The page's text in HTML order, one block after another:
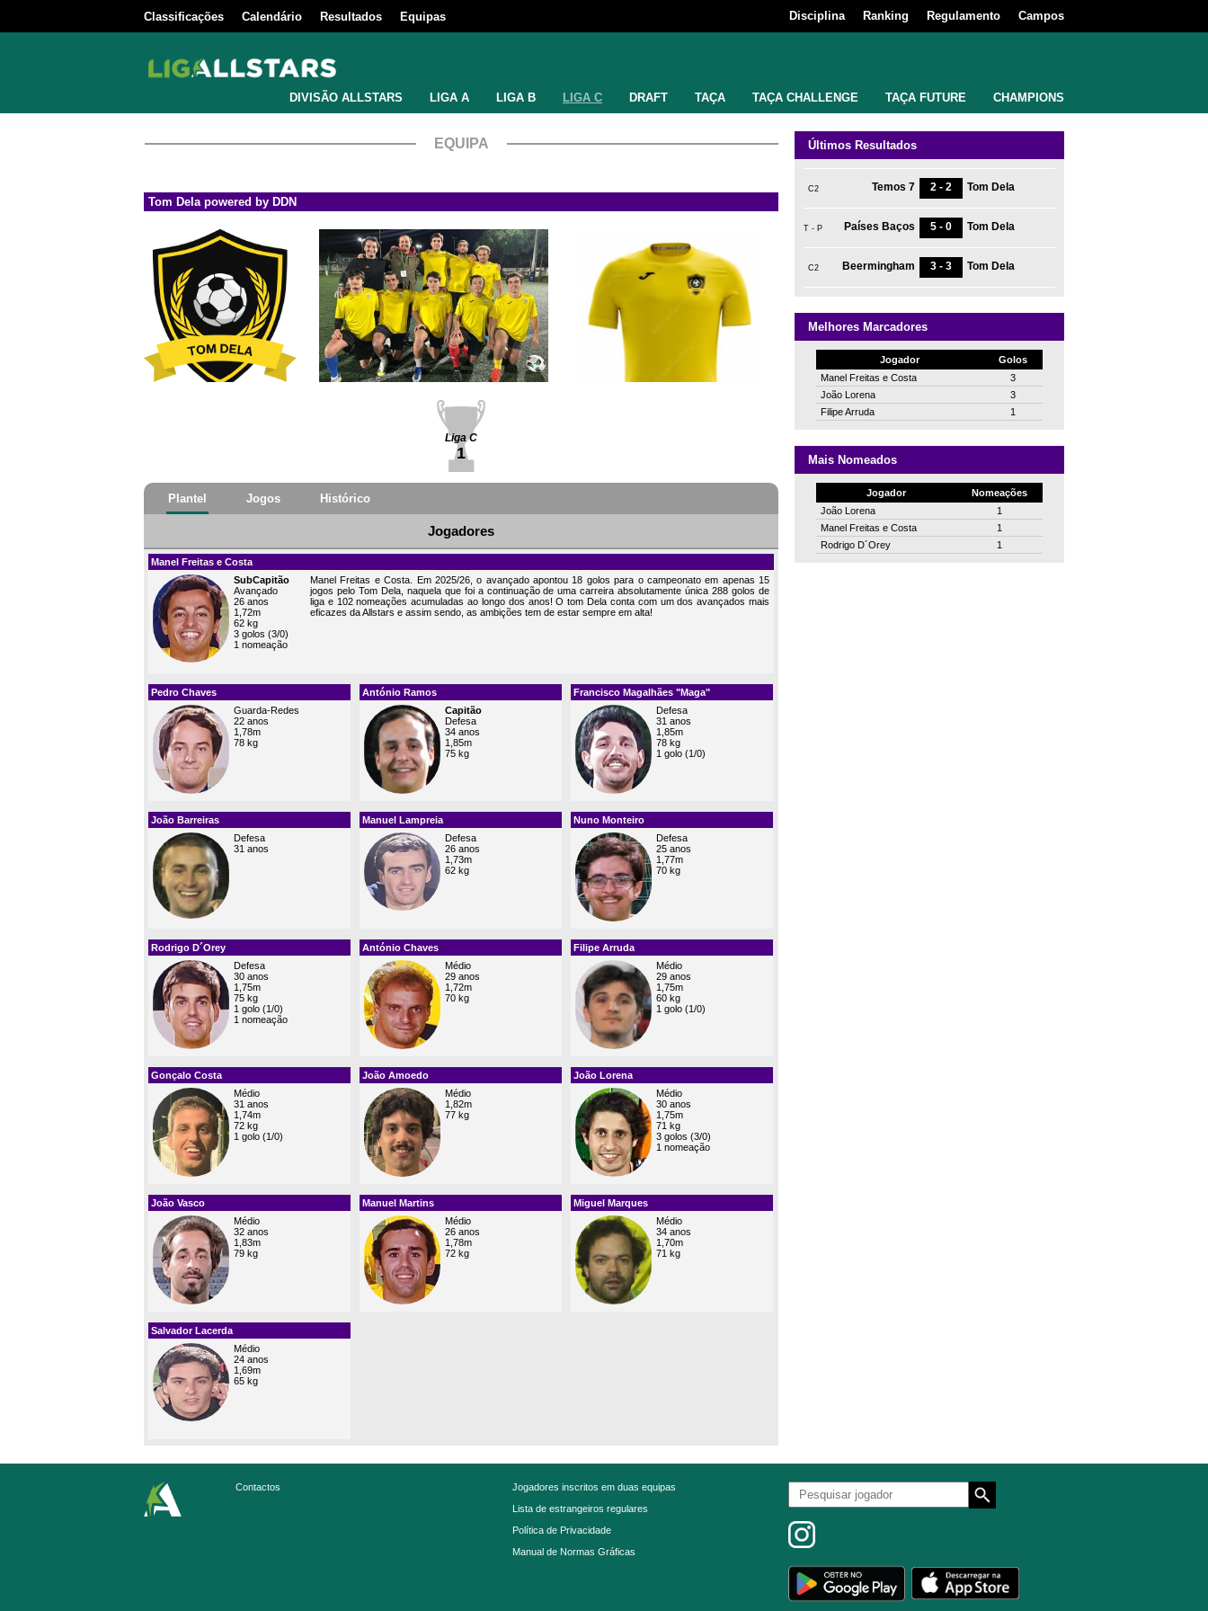
Classificações Calendário Resultados Equipas Disciplina Ranking Regulamento Campos
DIVISÃO ALLSTARS LIGA A LIGA B LIGA C DRAFT TAÇA TAÇA CHALLENGE TAÇA FUTURE CHAMPIONS
EQUIPA
Tom Dela powered by DDN
Liga C
1
Plantel Jogos Histórico
Jogadores
Manel Freitas e Costa
SubCapitão
Avançado
26 anos
1,72m
62 kg
3 golos (3/0)
1 nomeação
Manel Freitas e Costa. Em 2025/26, o avançado apontou 18 golos para o campeonato em apenas 15
jogos pelo Tom Dela, naquela que foi a continuação de uma carreira absolutamente única 288 golos de
liga e 102 nomeações acumuladas ao longo dos anos! O tom Dela conta com um dos avançados mais
eficazes da Allstars e assim sendo, as ambições tem de estar sempre em alta!
Pedro Chaves
Guarda-Redes
22 anos
1,78m
78 kg
António Ramos
Capitão
Defesa
34 anos
1,85m
75 kg
Francisco Magalhães "Maga"
Defesa
31 anos
1,85m
78 kg
1 golo (1/0)
João Barreiras
Defesa
31 anos
Manuel Lampreia
Defesa
26 anos
1,73m
62 kg
Nuno Monteiro
Defesa
25 anos
1,77m
70 kg
Rodrigo D´Orey
Defesa
30 anos
1,75m
75 kg
1 golo (1/0)
1 nomeação
António Chaves
Médio
29 anos
1,72m
70 kg
Filipe Arruda
Médio
29 anos
1,75m
60 kg
1 golo (1/0)
Gonçalo Costa
Médio
31 anos
1,74m
72 kg
1 golo (1/0)
João Amoedo
Médio
1,82m
77 kg
João Lorena
Médio
30 anos
1,75m
71 kg
3 golos (3/0)
1 nomeação
João Vasco
Médio
32 anos
1,83m
79 kg
Manuel Martins
Médio
26 anos
1,78m
72 kg
Miguel Marques
Médio
34 anos
1,70m
71 kg
Salvador Lacerda
Médio
24 anos
1,69m
65 kg
Últimos Resultados
C2 Temos 7 2 - 2 Tom Dela
T - P Países Baços 5 - 0 Tom Dela
C2 Beermingham 3 - 3 Tom Dela
Melhores Marcadores
Jogador
Golos
Manel Freitas e Costa
3
João Lorena
3
Filipe Arruda
1
Mais Nomeados
Jogador
Nomeações
João Lorena
1
Manel Freitas e Costa
1
Rodrigo D´Orey
1
Contactos
Jogadores inscritos em duas equipas
Lista de estrangeiros regulares
Política de Privacidade
Manual de Normas Gráficas